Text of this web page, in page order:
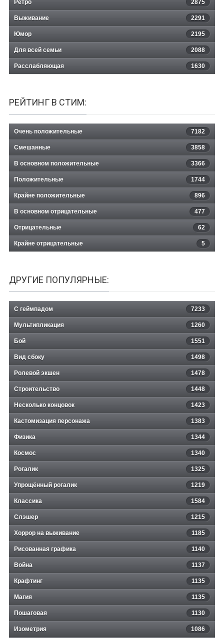
Ретро 2875
Выживание 2291
Юмор 2195
Для всей семьи 2088
Расслабляющая 1630
РЕЙТИНГ В СТИМ:
Очень положительные 7182
Смешанные 3858
В основном положительные 3366
Положительные 1744
Крайне положительные 896
В основном отрицательные 477
Отрицательные 62
Крайне отрицательные 5
ДРУГИЕ ПОПУЛЯРНЫЕ:
С геймпадом 7233
Мультипликация 1260
Бой 1551
Вид сбоку 1498
Ролевой экшен 1478
Строительство 1448
Несколько концовок 1423
Кастомизация персонажа 1383
Физика 1344
Космос 1340
Рогалик 1325
Упрощённый рогалик 1219
Классика 1584
Слэшер 1215
Хоррор на выживание 1185
Рисованная графика 1140
Война 1137
Крафтинг 1135
Магия 1135
Пошаговая 1130
Изометрия 1086